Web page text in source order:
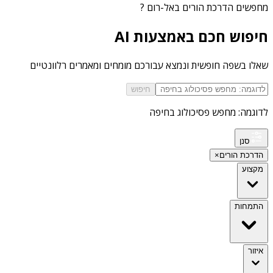
מחפשים הדרכת הורים באל-רום ?
חיפוש חכם באמצעות AI
שאלו בשפה חופשית ונמצא עבורכם מומחים ומאמרים רלוונטיים
חיפוש
לדוגמה: מחפש פסיכולוג בחיפה
סנן
הדרכת הורים×
מקצוע
התמחות
איזור